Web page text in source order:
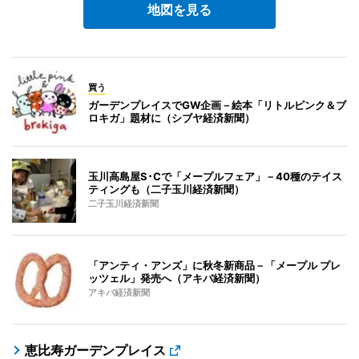
地図を見る
買う
ガーデンプレイスでGW企画－絵本「リトルピンク＆ブ
ロキガ」題材に（シブヤ経済新聞）
玉川高島屋S･Cで「メープルフェア」－40種のテイス
ティングも（二子玉川経済新聞）
二子玉川経済新聞
「アンティ・アンズ」に秋冬新商品－「メープル プレ
ッツェル」発売へ（アキバ経済新聞）
アキバ経済新聞
恵比寿ガーデンプレイス